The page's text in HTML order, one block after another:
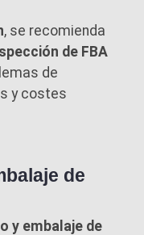
, se recomienda
de FBA
de
y costes
de
y embalaje de